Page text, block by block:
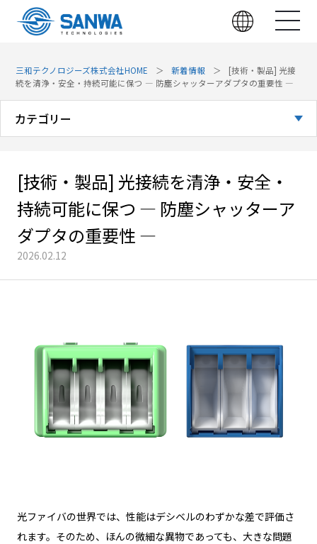
三和テクノロジーズ株式会社HOME 新着情報
[技術・製品] 光接
続を清浄・安全・持続可能に保つ ― 防塵シャッターアダプタの重要性 ―
カテゴリー
お知らせ
展示会
技術・製品
[技術・製品] 光接続を清浄・安全・
持続可能に保つ ― 防塵シャッターア
ダプタの重要性 ―
2026.02.12
光ファイバの世界では、性能はデシベルのわずかな差で評価さ
れます。そのため、ほんの微細な異物であっても、大きな問題